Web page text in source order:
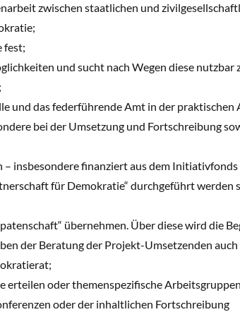
zwischen staatlichen und
fest;
und sucht nach Wegen diese nutzbar
und das federführende Amt in der praktischen
bei der Umsetzung und Fortschreibung
insbesondere finanziert aus dem Initiativfonds
für Demokratie“ durchgeführt werden
übernehmen. Über diese wird die
der Beratung der Projekt-Umsetzenden auch
erteilen oder themenspezifische
oder der inhaltlichen Fortschreibung